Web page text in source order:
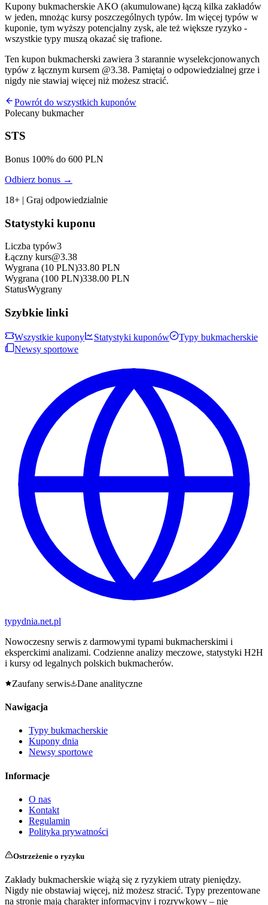
Kupony bukmacherskie AKO (akumulowane) łączą kilka zakładów
w jeden, mnożąc kursy poszczególnych typów. Im więcej typów w
kuponie, tym wyższy potencjalny zysk, ale też większe ryzyko -
wszystkie typy muszą okazać się trafione.
Ten kupon bukmacherski zawiera 3 starannie wyselekcjonowanych
typów z łącznym kursem @3.38. Pamiętaj o odpowiedzialnej grze i
nigdy nie stawiaj więcej niż możesz stracić.
Powrót do wszystkich kuponów
Polecany bukmacher
STS
Bonus 100% do 600 PLN
Odbierz bonus →
18+ | Graj odpowiedzialnie
Statystyki kuponu
Liczba typów3
Łączny kurs@3.38
Wygrana (10 PLN)33.80 PLN
Wygrana (100 PLN)338.00 PLN
StatusWygrany
Szybkie linki
Wszystkie kupony Statystyki kuponów
Typy bukmacherskie
Newsy sportowe
typydnia.net.pl
Nowoczesny serwis z darmowymi typami bukmacherskimi i
eksperckimi analizami. Codzienne analizy meczowe, statystyki H2H
i kursy od legalnych polskich bukmacherów.
Zaufany serwis
Dane analityczne
Nawigacja
Typy bukmacherskie
Kupony dnia
Newsy sportowe
Informacje
O nas
Kontakt
Regulamin
Polityka prywatności
Ostrzeżenie o ryzyku
Zakłady bukmacherskie wiążą się z ryzykiem utraty pieniędzy.
Nigdy nie obstawiaj więcej, niż możesz stracić. Typy prezentowane
na stronie mają charakter informacyjny i rozrywkowy – nie